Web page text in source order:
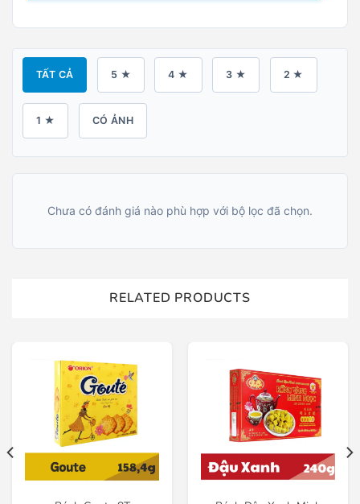
TẤT CẢ 5 ★ 4 ★ 3 ★ 2 ★
1 ★ CÓ ẢNH
Chưa có đánh giá nào phù hợp với bộ lọc đã chọn.
RELATED PRODUCTS